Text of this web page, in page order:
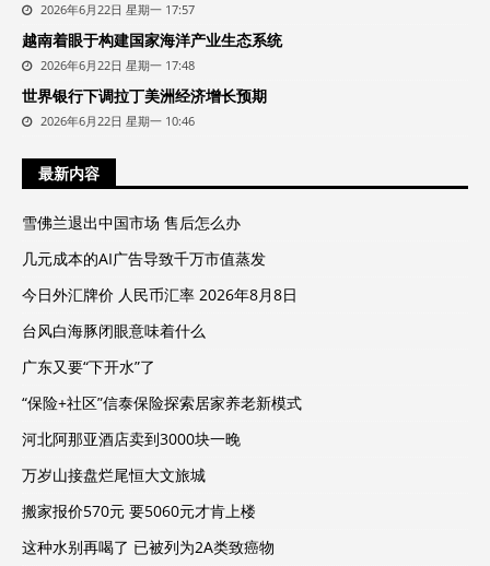
2026年6月22日 星期一 17:57
越南着眼于构建国家海洋产业生态系统
2026年6月22日 星期一 17:48
世界银行下调拉丁美洲经济增长预期
2026年6月22日 星期一 10:46
最新内容
雪佛兰退出中国市场 售后怎么办
几元成本的AI广告导致千万市值蒸发
今日外汇牌价 人民币汇率 2026年8月8日
台风白海豚闭眼意味着什么
广东又要“下开水”了
“保险+社区”信泰保险探索居家养老新模式
河北阿那亚酒店卖到3000块一晚
万岁山接盘烂尾恒大文旅城
搬家报价570元 要5060元才肯上楼
这种水别再喝了 已被列为2A类致癌物